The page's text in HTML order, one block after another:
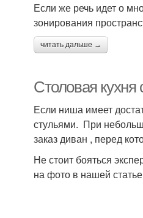
Если же речь идет о
зонирования
читать дальше →
Столовая кухня
Если ниша имеет
стульями. При
заказ диван , перед
Не стоит бояться
на фото в нашей